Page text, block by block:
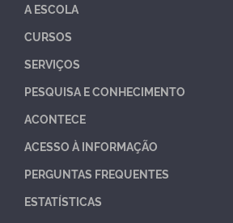
A ESCOLA
CURSOS
SERVIÇOS
PESQUISA E CONHECIMENTO
ACONTECE
ACESSO À INFORMAÇÃO
PERGUNTAS FREQUENTES
ESTATÍSTICAS